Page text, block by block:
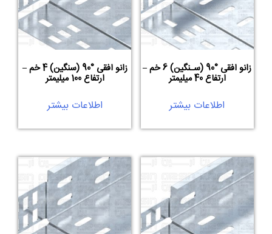
زانو افقی °90 (سـنگین) 6 خم –
ارتفاع 40 میلیمتر
اطلاعات بیشتر
زانو افقی °90 (سنگین) 4 خم –
ارتفاع 100 میلیمتر
اطلاعات بیشتر